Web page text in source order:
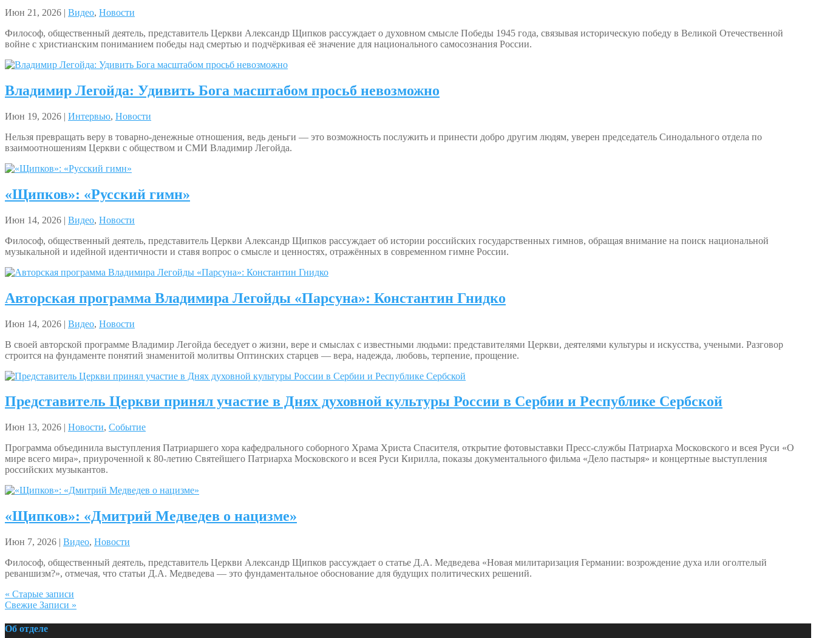
Июн 21, 2026 | Видео, Новости
Философ, общественный деятель, представитель Церкви Александр Щипков рассуждает о духовном смысле Победы 1945 года, связывая историческую победу в Великой Отечественной
войне с христианским пониманием победы над смертью и подчёркивая её значение для национального самосознания России.
Владимир Легойда: Удивить Бога масштабом просьб невозможно
Июн 19, 2026 | Интервью, Новости
Нельзя превращать веру в товарно-денежные отношения, ведь деньги — это возможность послужить и принести добро другим людям, уверен председатель Синодального отдела по
взаимоотношениям Церкви с обществом и СМИ Владимир Легойда.
«Щипков»: «Русский гимн»
Июн 14, 2026 | Видео, Новости
Философ, общественный деятель, представитель Церкви Александр Щипков рассуждает об истории российских государственных гимнов, обращая внимание на поиск национальной
музыкальной и идейной идентичности и ставя вопрос о смысле и ценностях, отражённых в современном гимне России.
Авторская программа Владимира Легойды «Парсуна»: Константин Гнидко
Июн 14, 2026 | Видео, Новости
В своей авторской программе Владимир Легойда беседует о жизни, вере и смыслах с известными людьми: представителями Церкви, деятелями культуры и искусства, учеными. Разговор
строится на фундаменте понятий знаменитой молитвы Оптинских старцев — вера, надежда, любовь, терпение, прощение.
Представитель Церкви принял участие в Днях духовной культуры России в Сербии и Республике Сербской
Июн 13, 2026 | Новости, Событие
Программа объединила выступления Патриаршего хора кафедрального соборного Храма Христа Спасителя, открытие фотовыставки Пресс-службы Патриарха Московского и всея Руси «О
мире всего мира», приуроченной к 80-летию Святейшего Патриарха Московского и всея Руси Кирилла, показы документального фильма «Дело пастыря» и концертные выступления
российских музыкантов.
«Щипков»: «Дмитрий Медведев о нацизме»
Июн 7, 2026 | Видео, Новости
Философ, общественный деятель, представитель Церкви Александр Щипков рассуждает о статье Д.А. Медведева «Новая милитаризация Германии: возрождение духа или оголтелый
реваншизм?», отмечая, что статьи Д.А. Медведева — это фундаментальное обоснование для будущих политических решений.
« Старые записи
Свежие Записи »
Об отделе